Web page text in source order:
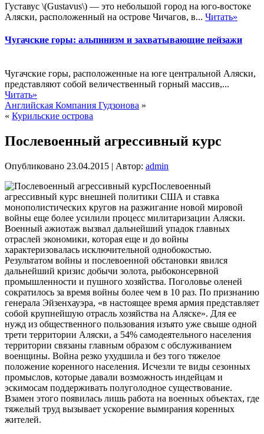
Густавус \(Gustavus\) — это небольшой город на юго-востоке
Аляски, расположенный на острове Чичагов, в... Читать»
Чугачские горы: альпинизм и захватывающие пейзажи
Чугачские горы, расположенные на юге центральной Аляски,
представляют собой величественный горный массив,...
Читать»
Английская Компания Гудзонова »
« Курильские острова
Послевоенный агрессивный курс
Опубликовано 23.04.2015 | Автор: admin
Послевоенный
агрессивный курс внешней политики США и ставка
монополистических кругов на разжигание новой мировой
войны еще более усилили процесс милитаризации Аляски.
Военный ажиотаж вызвал дальнейший упадок главных
отраслей экономики, которая еще и до войны
характеризовалась исключительной однобокостью.
Результатом войны и послевоенной обстановки явился
дальнейший кризис добычи золота, рыбоконсервной
промышленности и пушного хозяйства. Поголовье оленей
сократилось за время войны более чем в 10 раз. По признанию
генерала Эйзенхауэра, «в настоящее время армия представляет
собой крупнейшую отрасль хозяйства на Аляске». Для ее
нужд из общественного пользования изъято уже свыше одной
трети территории Аляски, а 54% самодеятельного населения
территории связаны главным образом с обслуживанием
военщины. Война резко ухудшила и без того тяжелое
положение коренного населения. Исчезли те виды сезонных
промыслов, которые давали возможность индейцам и
эскимосам поддерживать полуголодное существование.
Взамен этого появилась лишь работа на военных объектах, где
тяжелый труд вызывает ускорение вымирания коренных
жителей.